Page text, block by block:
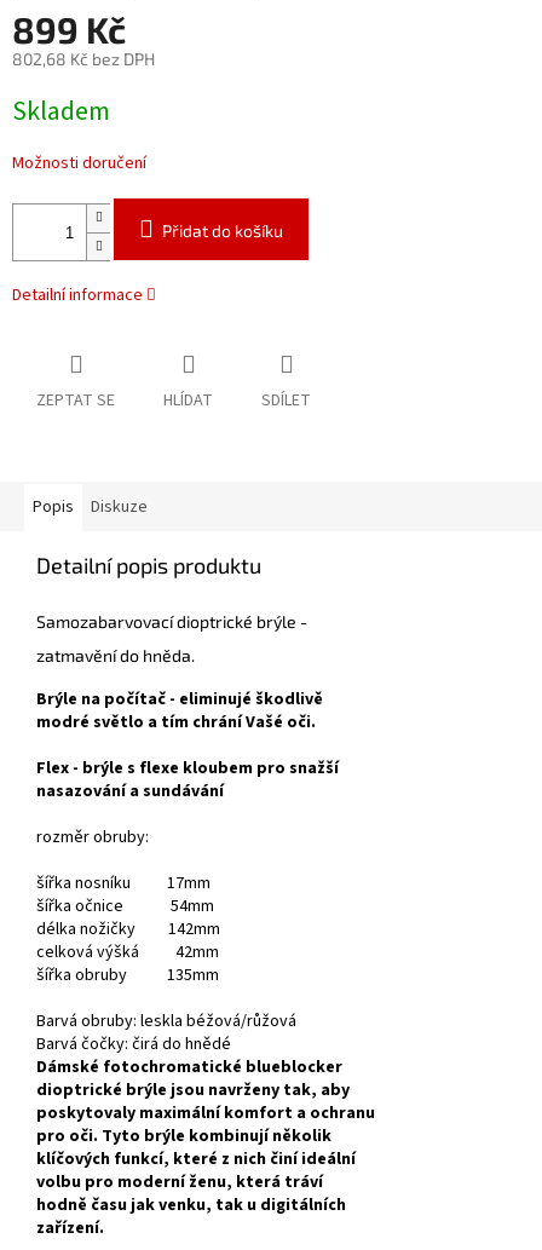
899 Kč
802,68 Kč bez DPH
cena:
Skladem
Možnosti doručení
Přidat do košíku
Detailní informace
ZEPTAT SE HLÍDAT SDÍLET
Popis Diskuze
Detailní popis produktu
Samozabarvovací dioptrické brýle -
zatmavění do hněda.
Brýle na počítač - eliminujé škodlivě
modré světlo a tím chrání Vašé oči.
Flex - brýle s flexe kloubem pro snažší
nasazování a sundávání
rozměr obruby:
šířka nosníku 17mm
šířka očnice 54mm
délka nožičky 142mm
celková výšká 42mm
šířka obruby 135mm
Barvá obruby: leskla béžová/růžová
Barvá čočky: čirá do hnědé
Dámské fotochromatické blueblocker
dioptrické brýle jsou navrženy tak, aby
poskytovaly maximální komfort a ochranu
pro oči. Tyto brýle kombinují několik
klíčových funkcí, které z nich činí ideální
volbu pro moderní ženu, která tráví
hodně času jak venku, tak u digitálních
zařízení.